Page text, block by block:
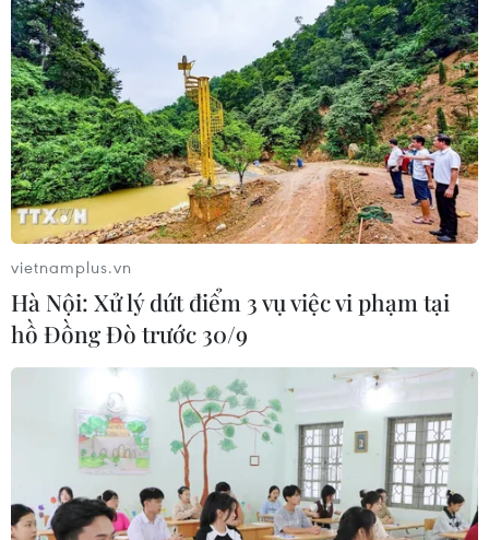
Xuất hiện ca mắc COVID-19 đầu tiên, Côn
Đảo tập trung truy vết
20/11/2021 05:09
Từ khi phát hiện trường hợp trên, cơ quan chức năng
Côn Đảo đã tiến hành giám sát, theo dõi. Do người này
đã tiêm ngừa 2 mũi vaccine nên thực hiện theo dõi sức
khỏe tại nhà theo quy định.
vietnamplus.vn
Hà Nội: Xử lý dứt điểm 3 vụ việc vi phạm tại
hồ Đồng Đò trước 30/9